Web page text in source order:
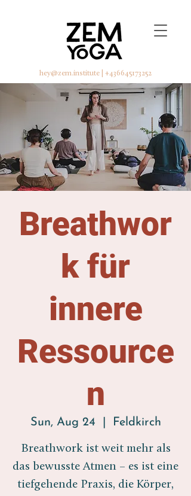
hey@zem.institute| +436645173252
Breathwor
k für
innere
Ressource
n
Sun, Aug 24 Feldkirch
Breathwork ist weit mehr als
das bewusste Atmen – es ist eine
tiefgehende Praxis, die Körper,